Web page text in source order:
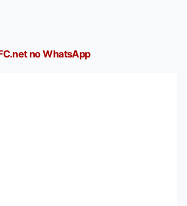
no WhatsApp